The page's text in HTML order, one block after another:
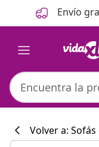
Anterior
Siguiente Envío
Volver a: